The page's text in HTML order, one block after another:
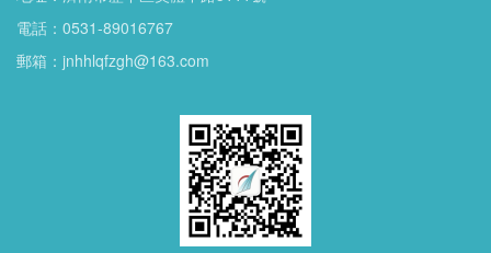
電話：0531-89016767
郵箱：jnhhlqfzgh@163.com